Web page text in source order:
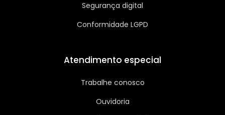
Segurança digital
Conformidade LGPD
Atendimento especial
Trabalhe conosco
Ouvidoria